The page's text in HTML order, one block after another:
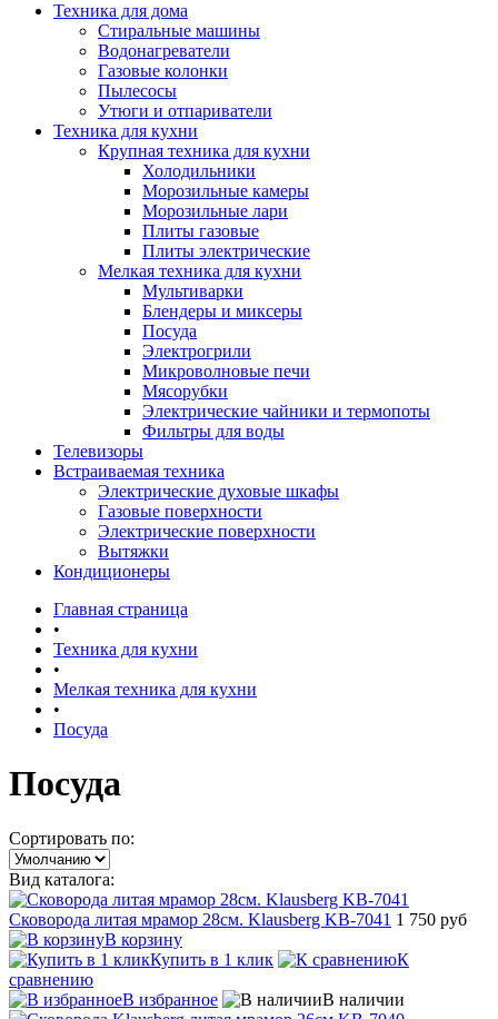
Техника для дома
Стиральные машины
Водонагреватели
Газовые колонки
Пылесосы
Утюги и отпариватели
Техника для кухни
Крупная техника для кухни
Холодильники
Морозильные камеры
Морозильные лари
Плиты газовые
Плиты электрические
Мелкая техника для кухни
Мультиварки
Блендеры и миксеры
Посуда
Электрогрили
Микроволновые печи
Мясорубки
Электрические чайники и термопоты
Фильтры для воды
Телевизоры
Встраиваемая техника
Электрические духовые шкафы
Газовые поверхности
Электрические поверхности
Вытяжки
Кондиционеры
Главная страница
•
Техника для кухни
•
Мелкая техника для кухни
•
Посуда
Посуда
Сортировать по:
Вид каталога:
Сковорода литая мрамор 28см. Klausberg KB-7041 1 750 руб
В корзину
Купить в 1 клик
К
сравнению
В избранное
В наличии